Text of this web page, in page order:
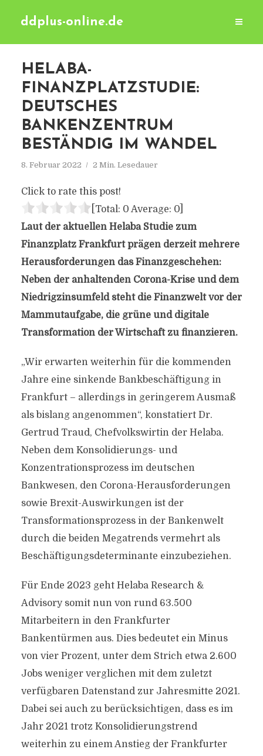
ddplus-online.de
HELABA-
FINANZPLATZSTUDIE:
DEUTSCHES
BANKENZENTRUM
BESTÄNDIG IM WANDEL
8. Februar 2022 2 Min. Lesedauer
Click to rate this post!
[Total: 0 Average: 0]
Laut der aktuellen Helaba Studie zum
Finanzplatz Frankfurt prägen derzeit mehrere
Herausforderungen das Finanzgeschehen:
Neben der anhaltenden Corona-Krise und dem
Niedrigzinsumfeld steht die Finanzwelt vor der
Mammutaufgabe, die grüne und digitale
Transformation der Wirtschaft zu finanzieren.
„Wir erwarten weiterhin für die kommenden
Jahre eine sinkende Bankbeschäftigung in
Frankfurt – allerdings in geringerem Ausmaß
als bislang angenommen“, konstatiert Dr.
Gertrud Traud, Chefvolkswirtin der Helaba.
Neben dem Konsolidierungs- und
Konzentrationsprozess im deutschen
Bankwesen, den Corona-Herausforderungen
sowie Brexit-Auswirkungen ist der
Transformationsprozess in der Bankenwelt
durch die beiden Megatrends vermehrt als
Beschäftigungsdeterminante einzubeziehen.
Für Ende 2023 geht Helaba Research &
Advisory somit nun von rund 63.500
Mitarbeitern in den Frankfurter
Bankentürmen aus. Dies bedeutet ein Minus
von vier Prozent, unter dem Strich etwa 2.600
Jobs weniger verglichen mit dem zuletzt
verfügbaren Datenstand zur Jahresmitte 2021.
Dabei sei auch zu berücksichtigen, dass es im
Jahr 2021 trotz Konsolidierungstrend
weiterhin zu einem Anstieg der Frankfurter